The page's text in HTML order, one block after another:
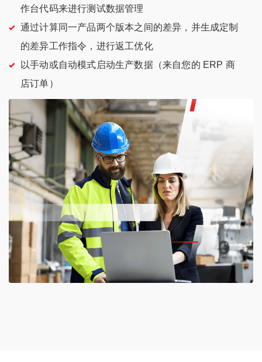
作台代码来进行测试数据管理
通过计算同一产品两个版本之间的差异，并生成定制
的差异工作指令，进行返工优化
以手动或自动模式启动生产数据（来自您的 ERP 商
店订单）